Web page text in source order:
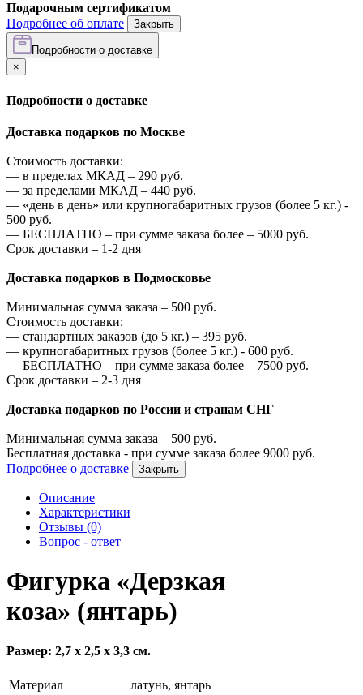
Подарочным сертификатом
Подробнее об оплате
Закрыть
Подробности о доставке
×
Подробности о доставке
Доставка подарков по Москве
Стоимость доставки:
— в пределах МКАД – 290 руб.
— за пределами МКАД – 440 руб.
— «день в день» или крупногабаритных грузов (более 5 кг.) -
500 руб.
— БЕСПЛАТНО – при сумме заказа более – 5000 руб.
Срок доставки – 1-2 дня
Доставка подарков в Подмосковье
Минимальная сумма заказа – 500 руб.
Стоимость доставки:
— стандартных заказов (до 5 кг.) – 395 руб.
— крупногабаритных грузов (более 5 кг.) - 600 руб.
— БЕСПЛАТНО – при сумме заказа более – 7500 руб.
Срок доставки – 2-3 дня
Доставка подарков по России и странам СНГ
Минимальная сумма заказа – 500 руб.
Бесплатная доставка - при сумме заказа более 9000 руб.
Подробнее о доставке
Закрыть
Описание
Характеристики
Отзывы (0)
Вопрос - ответ
Фигурка «Дерзкая
коза» (янтарь)
Размер: 2,7 х 2,5 х 3,3 см.
Материал
латунь, янтарь